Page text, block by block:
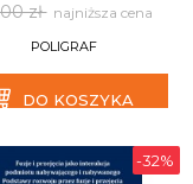
zł najniższa cena
POLIGRAF
DO KOSZYKA
-32%